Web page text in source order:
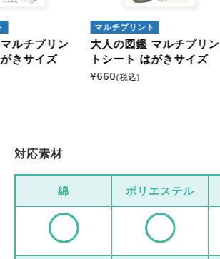
ルチプリン
きサイズ
マルチプリント
大人の図鑑 マルチプリン
トシート はがきサイズ
¥660(税込)
対応素材
綿 ポリエステル